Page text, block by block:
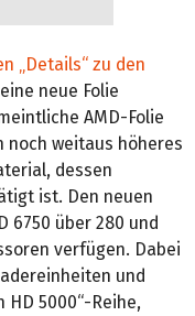
„Details“ zu den
neue Folie
AMD-Folie
noch weitaus höheres
dessen
ist. Den neuen
6750 über 280 und
verfügen. Dabei
und
HD 5000“-Reihe,